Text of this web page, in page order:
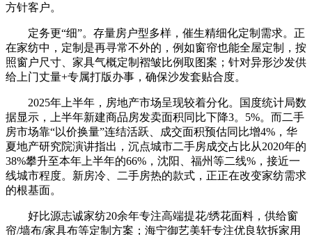
方针客户。
定务更“细”。存量房户型多样，催生精细化定制需求。正
在家纺中，定制是再寻常不外的，例如窗帘也能全屋定制，按
照窗户尺寸、家具气概定制褶皱比例取图案；针对异形沙发供
给上门丈量+专属打版办事，确保沙发套贴合度。
2025年上半年，房地产市场呈现较着分化。国度统计局数
据显示，上半年新建商品房发卖面积同比下降3。5%。而二手
房市场靠“以价换量”连结活跃、成交面积预估同比增4%，华
夏地产研究院演讲指出，沉点城市二手房成交占比从2020年的
38%攀升至本年上半年的66%，沈阳、福州等二线%，接近一
线城市程度。新房冷、二手房热的款式，正正在改变家纺需求
的根基面。
好比源志诚家纺20余年专注高端提花/绣花面料，供给窗
帘/墙布/家具布等定制方案；海宁御艺美轩专注优良软拆家用